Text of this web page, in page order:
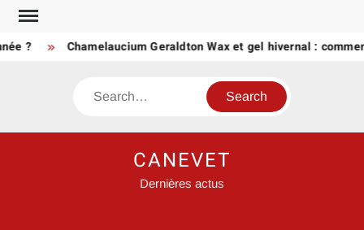
Skip
content
? Chamelaucium Geraldton Wax et gel hivernal :
Search
CANEVET
Dernières actus